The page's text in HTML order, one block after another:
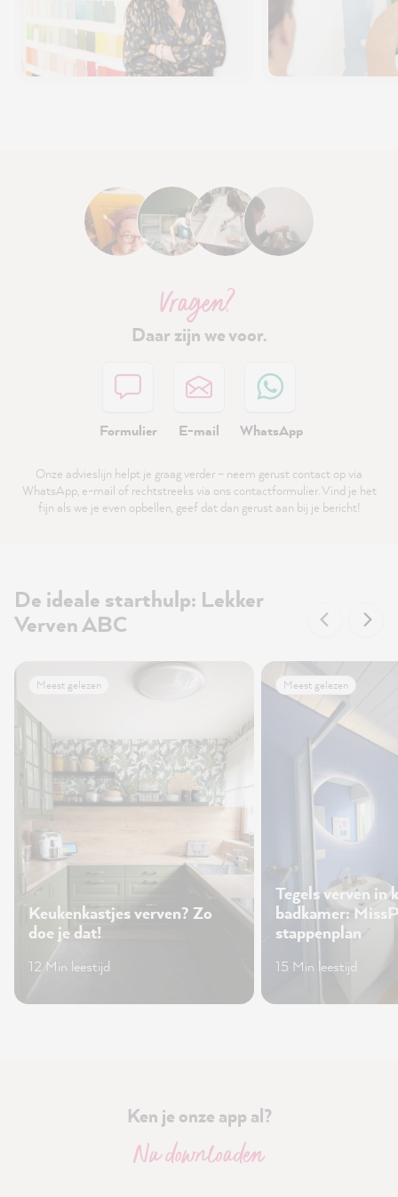
Vragen?
Daar zijn we voor.
Formulier E-mail WhatsApp
Onze advieslijn helpt je graag verder – neem gerust contact op via
WhatsApp, e-mail of rechtstreeks via ons contactformulier. Vind je het
fijn als we je even opbellen, geef dat dan gerust aan bij je bericht!
De ideale starthulp: Lekker
Verven ABC
Meest gelezen
Keukenkastjes verven? Zo
doe je dat!
12 Min leestijd
Meest gelezen
Tegels verven in
badkamer:
stappenplan
15 Min leestijd
Ken je onze app al?
Nu downloaden